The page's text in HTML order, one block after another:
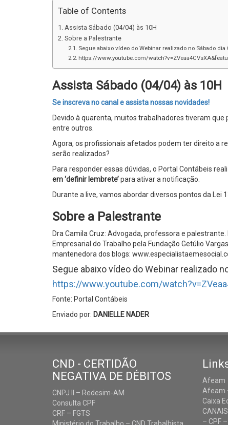
Table of Contents
Assista Sábado (04/04) às 10H
Sobre a Palestrante
Segue abaixo vídeo do Webinar realizado no Sábado dia
https://www.youtube.com/
Assista Sábado (04/04) às 10H
Se inscreva no canal e assista nossas novidades!
Devido à quarenta, muitos trabalhadores tiveram
entre outros.
Agora, os profissionais afetados podem ter direito a
serão realizados?
Para responder essas dúvidas, o Portal Contábeis
em ‘definir lembrete’para ativar a notificação.
Durante a live, vamos abordar diversos pontos da Lei
Sobre a Palestrante
Dra Camila Cruz: Advogada, professora e
Empresarial do Trabalho pela Fundação Getúlio
mantenedora dos blogs:
Segue abaixo vídeo do Webinar realizado
https://www.youtube.com/
Fonte: Portal Contábeis
Enviado por: DANIELLE NADER
CND - CERTIDÃO
NEGATIVA DE DÉBITOS
CNPJ II – Redesim-AM
Consulta CPF
CRF – FGTS
Afeam
Afeam
Caixa
– CPF